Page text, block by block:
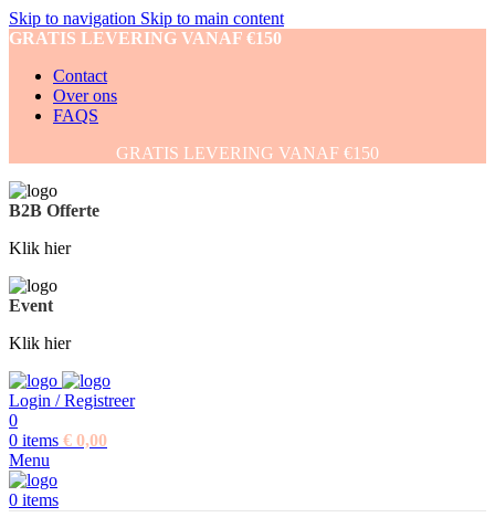
Skip to navigation Skip to main content
GRATIS LEVERING VANAF €150
Contact
Over ons
FAQS
GRATIS LEVERING VANAF €150
B2B Offerte
Klik hier
Event
Klik hier
Login / Registreer
0
0 items € 0,00
Menu
0 items